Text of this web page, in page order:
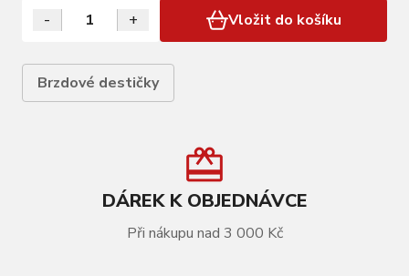
- + Vložit do košíku
Brzdové destičky
DÁREK K OBJEDNÁVCE
Při nákupu nad 3 000 Kč